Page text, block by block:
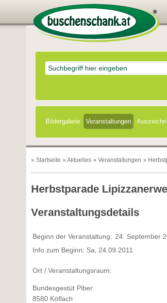
Bildergalerie Veranstaltungen
» Startseite » Aktuelles » Veranstaltungen »
Herbstparade
Veranstaltungsdetails
Beginn der Veranstaltung: 24. September
Info zum Beginn: Sa, 24.09.2011
Ort / Veranstaltungsraum:
Bundesgestüt Piber
8580 Köflach